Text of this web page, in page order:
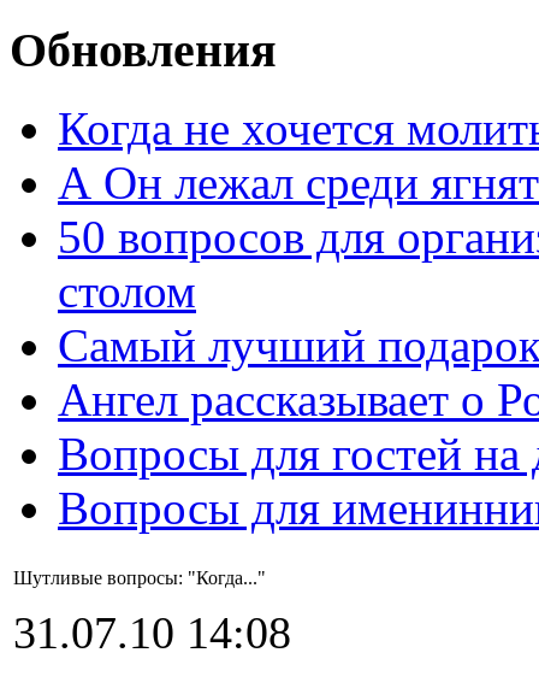
Обновления
Когда не хочется
А Он лежал среди ягнят
50 вопросов для
столом
Самый лучший
Ангел рассказывает о
Вопросы для гостей
Вопросы для
Шутливые вопросы: "Когда..."
31.07.10 14:08